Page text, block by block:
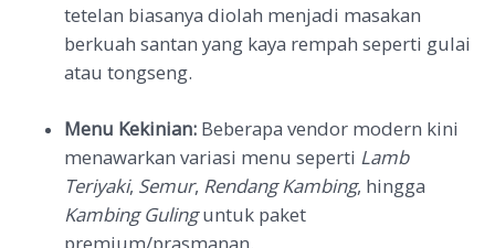
tetelan biasanya diolah menjadi masakan
berkuah santan yang kaya rempah seperti gulai
atau tongseng.
Menu Kekinian: Beberapa vendor modern kini
menawarkan variasi menu seperti Lamb
Teriyaki, Semur, Rendang Kambing, hingga
Kambing Gulinguntuk paket